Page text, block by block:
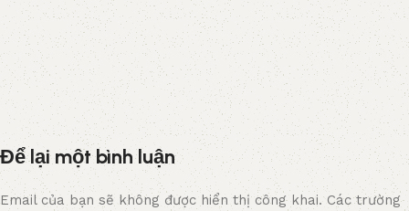
Để lại một bình luận
Email của bạn sẽ không được hiển thị công khai. Các trường